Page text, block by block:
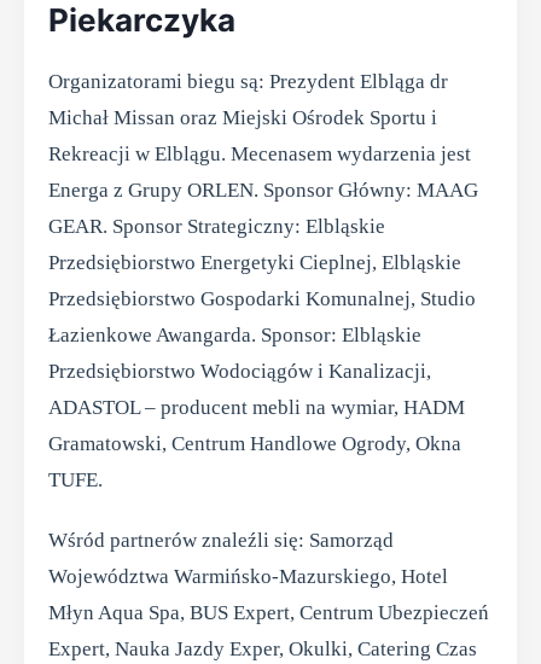
Piekarczyka
Organizatorami biegu są: Prezydent Elbląga dr
Michał Missan oraz Miejski Ośrodek Sportu i
Rekreacji w Elblągu. Mecenasem wydarzenia jest
Energa z Grupy ORLEN. Sponsor Główny: MAAG
GEAR. Sponsor Strategiczny: Elbląskie
Przedsiębiorstwo Energetyki Cieplnej, Elbląskie
Przedsiębiorstwo Gospodarki Komunalnej, Studio
Łazienkowe Awangarda. Sponsor: Elbląskie
Przedsiębiorstwo Wodociągów i Kanalizacji,
ADASTOL – producent mebli na wymiar, HADM
Gramatowski, Centrum Handlowe Ogrody, Okna
TUFE.
Wśród partnerów znaleźli się: Samorząd
Województwa Warmińsko-Mazurskiego, Hotel
Młyn Aqua Spa, BUS Expert, Centrum Ubezpieczeń
Expert, Nauka Jazdy Exper, Okulki, Catering Czas